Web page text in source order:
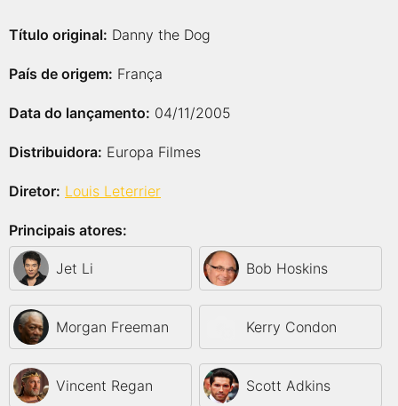
Título original: Danny the Dog
País de origem: França
Data do lançamento: 04/11/2005
Distribuidora: Europa Filmes
Diretor: Louis Leterrier
Principais atores:
Jet Li Bob Hoskins
Morgan Freeman Kerry Condon
Vincent Regan Scott Adkins